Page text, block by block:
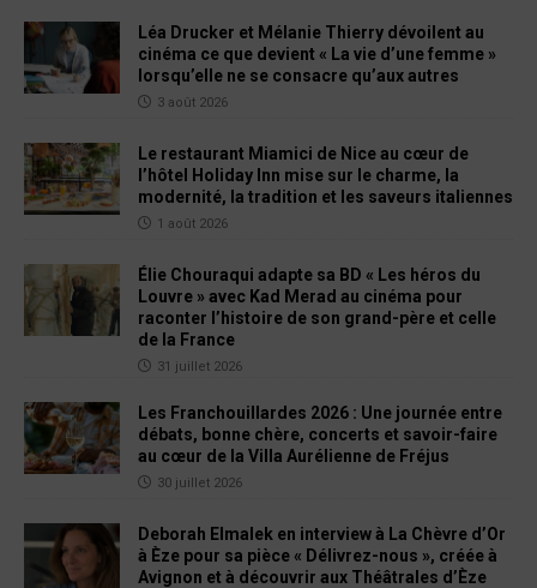
Léa Drucker et Mélanie Thierry dévoilent au
cinéma ce que devient « La vie d’une femme »
lorsqu’elle ne se consacre qu’aux autres
3 août 2026
Le restaurant Miamici de Nice au cœur de
l’hôtel Holiday Inn mise sur le charme, la
modernité, la tradition et les saveurs italiennes
1 août 2026
Élie Chouraqui adapte sa BD « Les héros du
Louvre » avec Kad Merad au cinéma pour
raconter l’histoire de son grand-père et celle
de la France
31 juillet 2026
Les Franchouillardes 2026 : Une journée entre
débats, bonne chère, concerts et savoir-faire
au cœur de la Villa Aurélienne de Fréjus
30 juillet 2026
Deborah Elmalek en interview à La Chèvre d’Or
à Èze pour sa pièce « Délivrez-nous », créée à
Avignon et à découvrir aux Théâtrales d’Èze